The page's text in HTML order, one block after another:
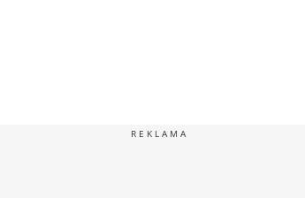
REKLAMA